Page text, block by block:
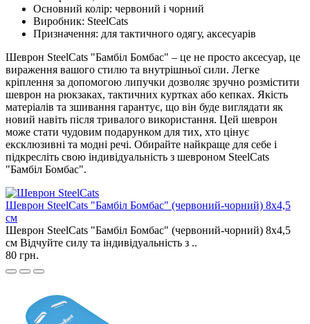
Основний колір: червоний і чорний
Виробник: SteelCats
Призначення: для тактичного одягу, аксесуарів
Шеврон SteelCats "Бамбіл Бомбас" – це не просто аксесуар, це
вираження вашого стилю та внутрішньої сили. Легке
кріплення за допомогою липучки дозволяє зручно розмістити
шеврон на рюкзаках, тактичних куртках або кепках. Якість
матеріалів та зшивання гарантує, що він буде виглядати як
новий навіть після тривалого використання. Цей шеврон
може стати чудовим подарунком для тих, хто цінує
ексклюзивні та модні речі. Обирайте найкраще для себе і
підкресліть свою індивідуальність з шевроном SteelCats
"Бамбіл Бомбас".
Шеврон SteelCats "Бамбіл Бомбас" (червоний-чорний) 8х4,5
см
Шеврон SteelCats "Бамбіл Бомбас" (червоний-чорний) 8х4,5
см Відчуйте силу та індивідуальність з ..
80 грн.